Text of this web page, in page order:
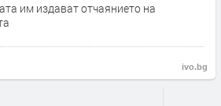
им издават отчаянието на
ivo.bg